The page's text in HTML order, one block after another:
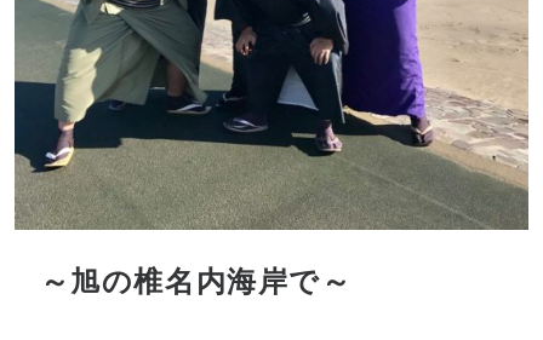
～旭の椎名内海岸で～